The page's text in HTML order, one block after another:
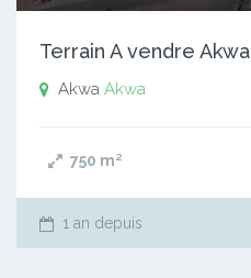
Terrain A vendre Akwa
Akwa Akwa
750 m²
1 an depuis